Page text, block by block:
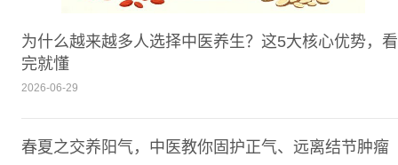
为什么越来越多人选择中医养生？这5大核心优势，看
完就懂
2026-06-29
春夏之交养阳气，中医教你固护正气、远离结节肿瘤